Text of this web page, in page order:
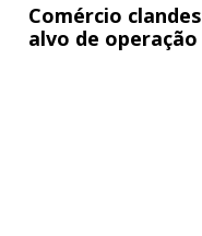
Comércio
alvo de